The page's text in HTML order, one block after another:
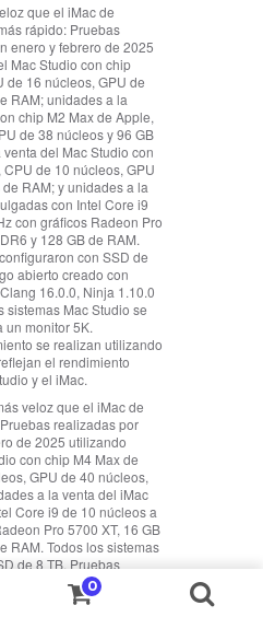
que el iMac de
rápido:Pruebas
enero y febrero de 2025
Mac Studio con chip
de 16 núcleos, GPU de
RAM; unidades a la
chip M2 Max de Apple,
de 38 núcleos y 96 GB
del Mac Studio con
de 10 núcleos, GPU
RAM; y unidades a la
con Intel Core i9
con gráficos Radeon Pro
y 128 GB de RAM.
con SSD de
abierto creado con
16.0.0, Ninja 1.10.0
sistemas Mac Studio se
un monitor 5K.
se realizan utilizando
el rendimiento
y el iMac.
veloz que el iMac de
realizadas por
de 2025 utilizando
con chip M4 Max de
GPU de 40 núcleos,
a la venta del iMac
Core i9 de 10 núcleos a
Pro 5700 XT, 16 GB
RAM. Todos los sistemas
de 8 TB. Pruebas
2025.0.2 renderizando
con trazado de rayos por
0